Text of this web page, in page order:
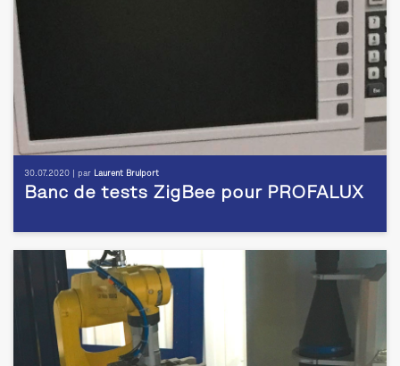
30.07.2020 | par Laurent Brulport
Banc de tests ZigBee pour PROFALUX